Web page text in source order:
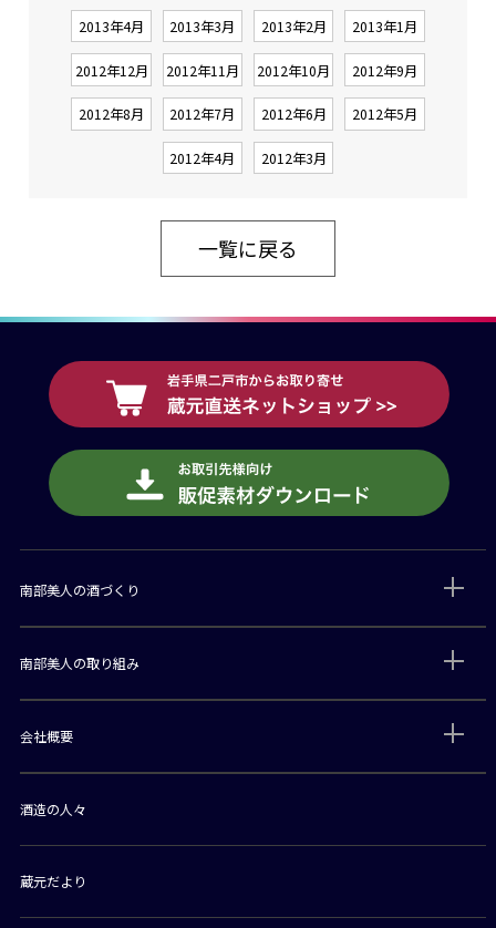
2013年4月 2013年3月 2013年2月 2013年1月
2012年12月 2012年11月 2012年10月 2012年9月
2012年8月 2012年7月 2012年6月 2012年5月
2012年4月 2012年3月
一覧に戻る
南部美人の酒づくり
南部美人の取り組み
会社概要
酒造の人々
蔵元だより